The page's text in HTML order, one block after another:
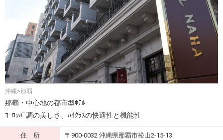
沖縄>那覇
那覇・中心地の都市型ﾎﾃﾙ
ﾖｰﾛｯﾊﾟ調の美しさ、ﾊｲｸﾗｽの快適性と機能性
住 所 〒900-0032 沖縄県那覇市松山2-15-13